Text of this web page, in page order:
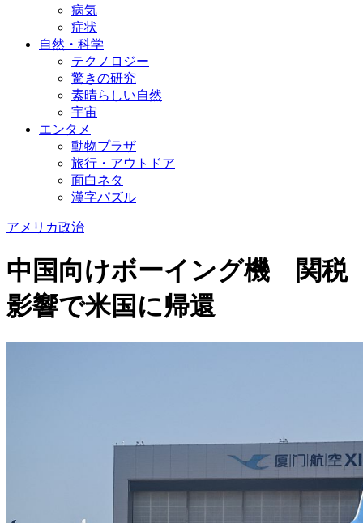
病気
症状
自然・科学
テクノロジー
驚きの研究
素晴らしい自然
宇宙
エンタメ
動物プラザ
旅行・アウトドア
面白ネタ
漢字パズル
アメリカ政治
中国向けボーイング機 関税
影響で米国に帰還